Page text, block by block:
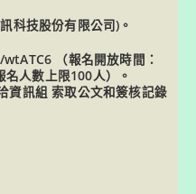
科技股份有限公司)。
（報名開放時間：
人數上限100人）。
資訊組 索取公文和簽核記錄